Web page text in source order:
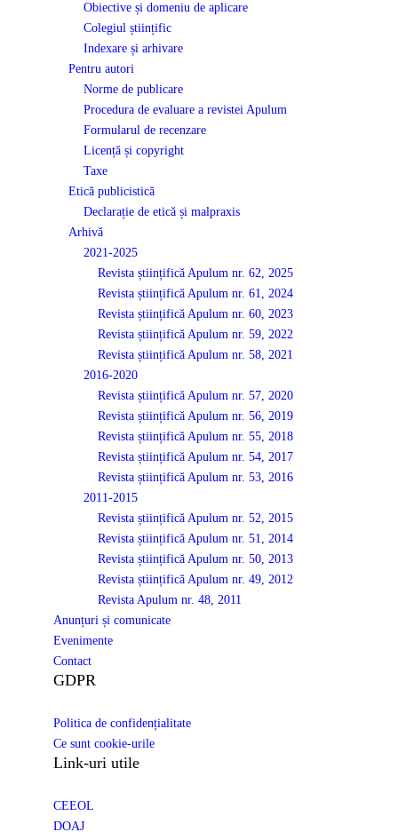
Obiective și domeniu de aplicare
Colegiul științific
Indexare și arhivare
Pentru autori
Norme de publicare
Procedura de evaluare a revistei Apulum
Formularul de recenzare
Licență și copyright
Taxe
Etică publicistică
Declarație de etică și malpraxis
Arhivă
2021-2025
Revista științifică Apulum nr. 62, 2025
Revista științifică Apulum nr. 61, 2024
Revista științifică Apulum nr. 60, 2023
Revista științifică Apulum nr. 59, 2022
Revista științifică Apulum nr. 58, 2021
2016-2020
Revista științifică Apulum nr. 57, 2020
Revista științifică Apulum nr. 56, 2019
Revista științifică Apulum nr. 55, 2018
Revista științifică Apulum nr. 54, 2017
Revista științifică Apulum nr. 53, 2016
2011-2015
Revista științifică Apulum nr. 52, 2015
Revista științifică Apulum nr. 51, 2014
Revista științifică Apulum nr. 50, 2013
Revista științifică Apulum nr. 49, 2012
Revista Apulum nr. 48, 2011
Anunțuri și comunicate
Evenimente
Contact
GDPR
Politica de confidențialitate
Ce sunt cookie-urile
Link-uri utile
CEEOL
DOAJ